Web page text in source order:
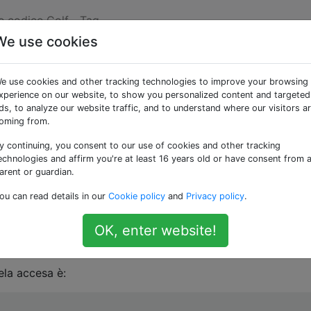
codice Golf Tag
D
(davvero!) E purtroppo ho dovuto organizzare
scrivi un programma completoper produrre una
accesa è:
use cookies
use cookies and other tracking technologies to improve your browsing
on our website, to show you personalized content and targeted
to analyze our website traffic, and to understand where our visitors
from.
continuing, you consent to our use of cookies and other tracking
and affirm you're at least 16 years old or have consent from a
or guardian.
can read details in our Cookie policy and Privacy policy.
OK, enter website!